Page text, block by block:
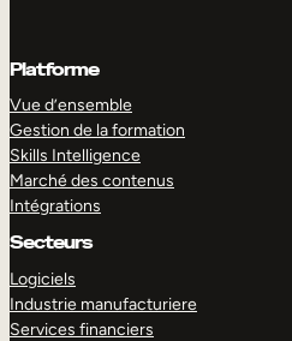
Platforme
Vue d’ensemble
Gestion de la formation
Skills Intelligence
Marché des contenus
Intégrations
Secteurs
Logiciels
Industrie manufacturiere
Services financiers